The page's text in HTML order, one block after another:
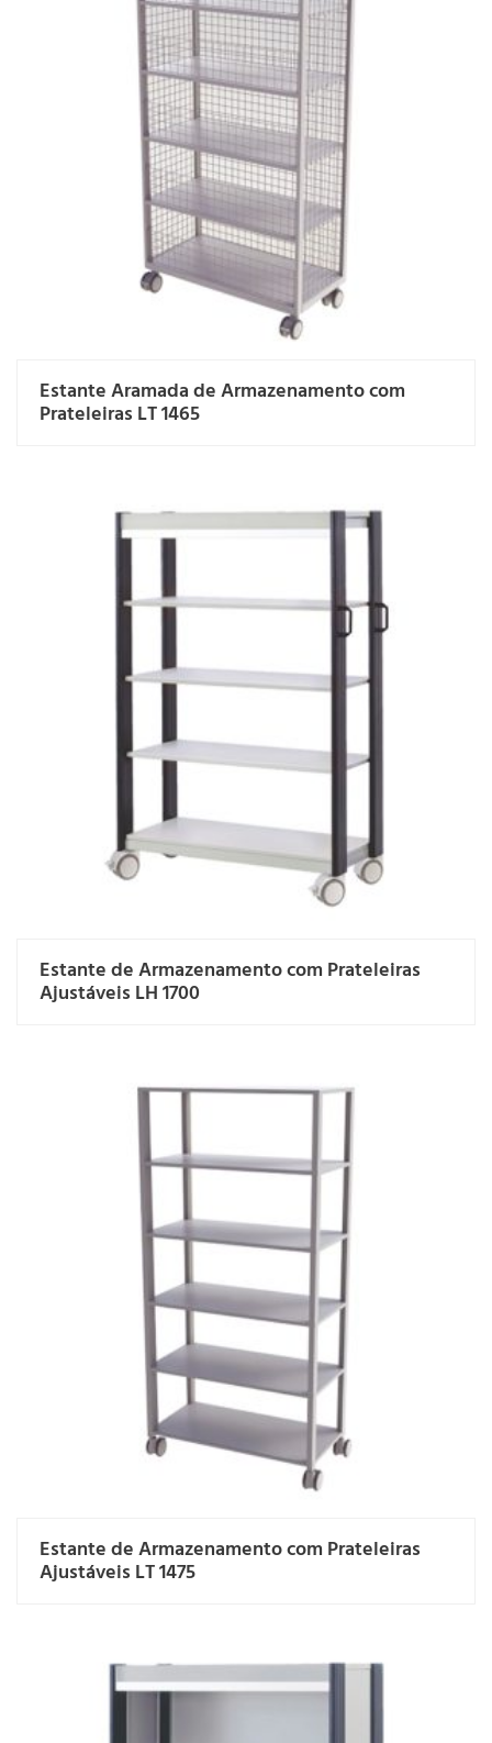
Estante Aramada de Armazenamento com
Prateleiras LT 1465
Estante de Armazenamento com Prateleiras
Ajustáveis LH 1700
Estante de Armazenamento com Prateleiras
Ajustáveis LT 1475